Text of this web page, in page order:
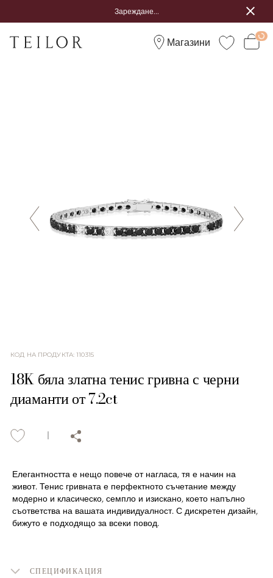
Зареждане...
Магазини
КОД НА ПРОДУКТА:110315
18K бяла златна тенис гривна с черни
диаманти от 7.2ct
Елегантността е нещо повече от нагласа, тя е начин на
живот. Тенис гривната е перфектното съчетание между
модерно и класическо, семпло и изискано, което напълно
съответства на вашата индивидуалност. С дискретен дизайн,
бижуто е подходящо за всеки повод.
СПЕЦИФИКАЦИЯ